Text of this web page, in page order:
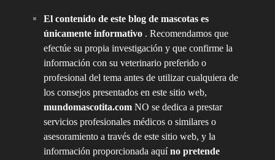
El contenido de este blog de mascotas es
únicamente informativo. Recomendamos que
efectúe su propia investigación y que confirme la
información con su veterinario preferido o
profesional del tema antes de utilizar cualquiera de
los consejos presentados en este sitio web,
mundomascotita.comNO se dedica a prestar
servicios profesionales médicos o similares o
asesoramiento a través de este sitio web, y la
información proporcionada aquíno pretende